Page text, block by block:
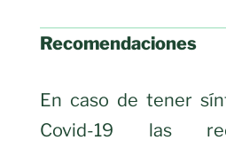
Recomendaciones
En caso de tener
Covid-19 las